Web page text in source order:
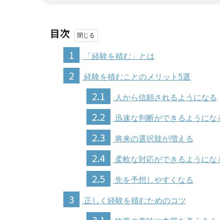
目次
1
「経験を積む」とは
2 経験を積むことのメリット5選
2.1 人から信頼されるようになる
2.2 迅速な判断ができるようにな
2.3 将来の選択肢が増える
2.4 柔軟な対応ができるようにな
2.5 先を予想しやすくなる
3 正しく経験を積むためのコツ